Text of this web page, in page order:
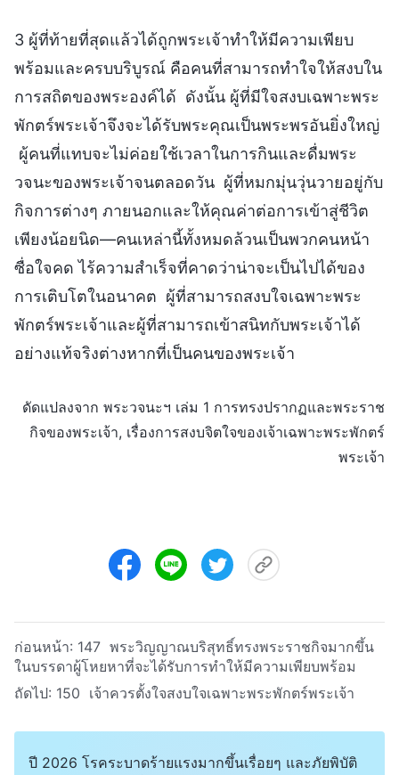
3 ผู้ที่ท้ายที่สุดแล้วได้ถูกพระเจ้าทำให้มีความเพียบ
พร้อมและครบบริบูรณ์ คือคนที่สามารถทำใจให้สงบใน
การสถิตของพระองค์ได้ ดังนั้น ผู้ที่มีใจสงบเฉพาะพระ
พักตร์พระเจ้าจึงจะได้รับพระคุณเป็นพระพรอันยิ่งใหญ่
ผู้คนที่แทบจะไม่ค่อยใช้เวลาในการกินและดื่มพระ
วจนะของพระเจ้าจนตลอดวัน ผู้ที่หมกมุ่นวุ่นวายอยู่กับ
กิจการต่างๆ ภายนอกและให้คุณค่าต่อการเข้าสู่ชีวิต
เพียงน้อยนิด—คนเหล่านี้ทั้งหมดล้วนเป็นพวกคนหน้า
ซื่อใจคด ไร้ความสำเร็จที่คาดว่าน่าจะเป็นไปได้ของ
การเติบโตในอนาคต ผู้ที่สามารถสงบใจเฉพาะพระ
พักตร์พระเจ้าและผู้ที่สามารถเข้าสนิทกับพระเจ้าได้
อย่างแท้จริงต่างหากที่เป็นคนของพระเจ้า
ดัดแปลงจาก พระวจนะฯ เล่ม 1 การทรงปรากฏและพระราช
กิจของพระเจ้า, เรื่องการสงบจิตใจของเจ้าเฉพาะพระพักตร์
พระเจ้า
ก่อนหน้า: 147 พระวิญญาณบริสุทธิ์ทรงพระราชกิจมากขึ้น
ในบรรดาผู้โหยหาที่จะได้รับการทำให้มีความเพียบพร้อม
ถัดไป: 150 เจ้าควรตั้งใจสงบใจเฉพาะพระพักตร์พระเจ้า
ปี 2026 โรคระบาดร้ายแรงมากขึ้นเรื่อยๆ และภัยพิบัติ